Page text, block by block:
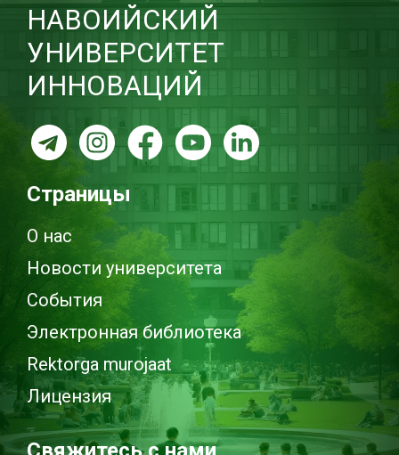
НАВОИЙСКИЙ
УНИВЕРСИТЕТ
ИННОВАЦИЙ
Страницы
О нас
Новости университета
События
Электронная библиотека
Rektorga murojaat
Лицензия